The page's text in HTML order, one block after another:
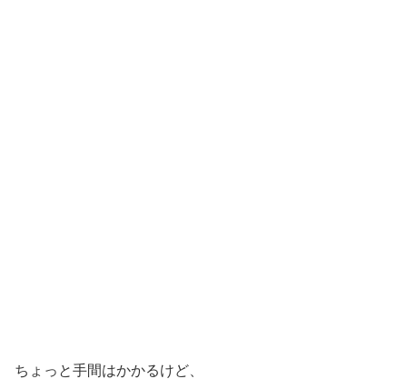
ちょっと手間はかかるけど、